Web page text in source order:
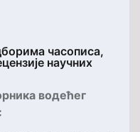
часописа,
научних
водећег